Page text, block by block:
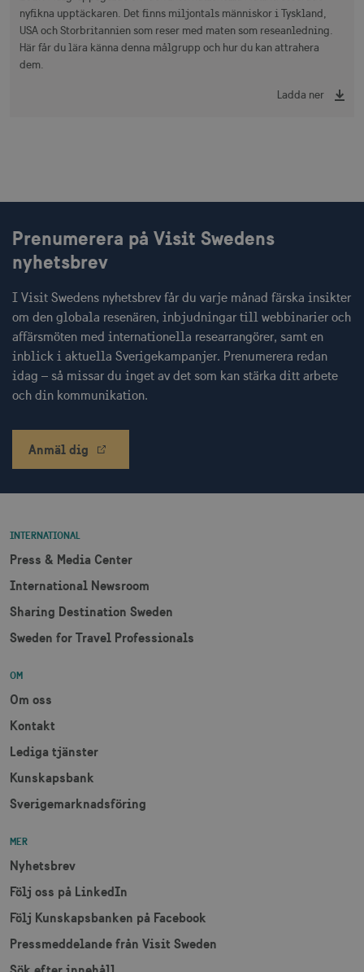
nyfikna upptäckaren. Det finns miljontals människor i Tyskland,
USA och Storbritannien som reser med maten som reseanledning.
Här får du lära känna denna målgrupp och hur du kan attrahera
dem.
Ladda ner
Prenumerera på Visit Swedens
nyhetsbrev
I Visit Swedens nyhetsbrev får du varje månad färska insikter
om den globala resenären, inbjudningar till webbinarier och
affärsmöten med internationella researrangörer, samt en
inblick i aktuella Sverigekampanjer. Prenumerera redan
idag – så missar du inget av det som kan stärka ditt arbete
och din kommunikation.
Anmäl dig
INTERNATIONAL
Press & Media Center
International Newsroom
Sharing Destination Sweden
Sweden for Travel Professionals
OM
Om oss
Kontakt
Lediga tjänster
Kunskapsbank
Sverigemarknadsföring
MER
Nyhetsbrev
Följ oss på LinkedIn
Följ Kunskapsbanken på Facebook
Pressmeddelande från Visit Sweden